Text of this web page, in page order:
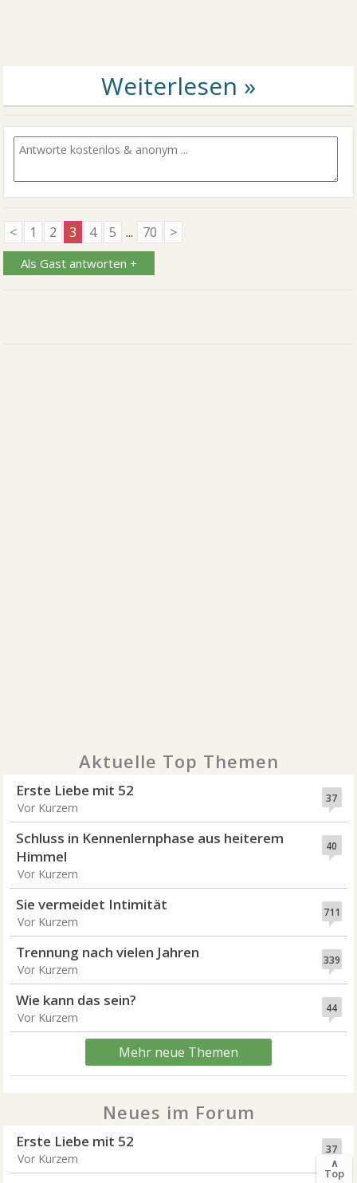
< 1 2 3 4 5 ... 70 >
Als Gast antworten +
Aktuelle Top Themen
37
Erste Liebe mit 52
Vor Kurzem
40
Schluss in Kennenlernphase aus heiterem
Himmel
Vor Kurzem
711
Sie vermeidet Intimität
Vor Kurzem
339
Trennung nach vielen Jahren
Vor Kurzem
44
Wie kann das sein?
Vor Kurzem
Mehr neue Themen
Neues im Forum
37
Erste Liebe mit 52
Vor Kurzem ∧
Top